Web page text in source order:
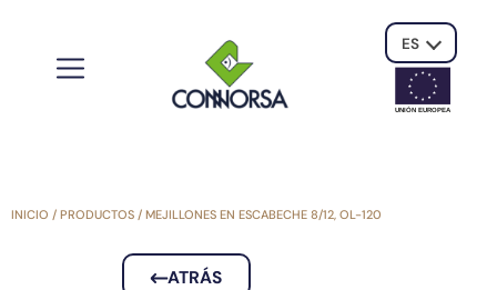
ES
UNIÓN EUROPEA
INICIO / PRODUCTOS / MEJILLONES EN ESCABECHE 8/12, OL-120
ATRÁS